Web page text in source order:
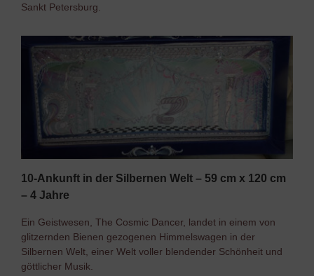
Sankt Petersburg.
10-Ankunft in der Silbernen Welt – 59 cm x 120 cm
– 4 Jahre
Ein Geistwesen, The Cosmic Dancer, landet in einem von
glitzernden Bienen gezogenen Himmelswagen in der
Silbernen Welt, einer Welt voller blendender Schönheit und
göttlicher Musik.